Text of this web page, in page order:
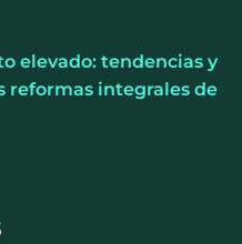
elevado: tendencias y
reformas integrales de